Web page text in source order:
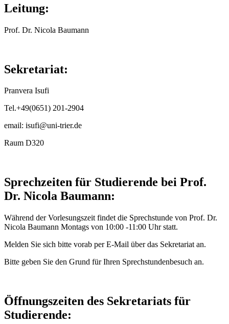
Leitung:
Prof. Dr. Nicola Baumann
Sekretariat:
Pranvera Isufi
Tel.+49(0651) 201-2904
email: isufi@uni-trier.de
Raum D320
Sprechzeiten für Studierende bei Prof.
Dr. Nicola Baumann:
Während der Vorlesungszeit findet die Sprechstunde von Prof. Dr.
Nicola Baumann Montags von 10:00 -11:00 Uhr statt.
Melden Sie sich bitte vorab per E-Mail über das Sekretariat an.
Bitte geben Sie den Grund für Ihren Sprechstundenbesuch an.
Öffnungszeiten des Sekretariats für
Studierende: